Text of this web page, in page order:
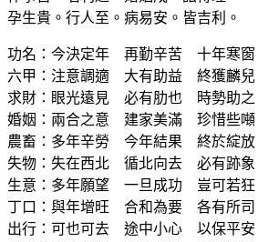
孕生貴。行人至。病易安。皆吉利。
功名：今決定年 再勤辛苦 十年寒
六甲：注意調適 大有助益 終獲麟
求財：眼光遠見 必有肋也 時勢助
婚姻：兩合之意 建家美滿 珍惜些
農畜：多年辛勞 今年結果 終於綻
失物：失在西北 循北向去 必有跡
生意：多年願望 一旦成功 豈可若
丁口：與年增旺 合和為要 各有所
出行：可也可去 途中小心 以保平